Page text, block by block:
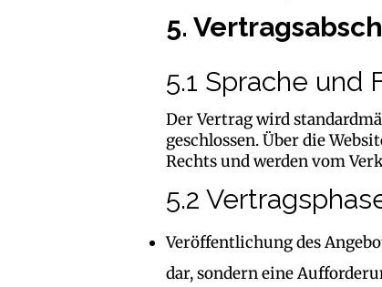
5.
5.1 Sprache und
Der Vertrag wird
geschlossen. Über die
Rechts und werden vom
5.2
Veröffentlichung des
dar, sondern eine